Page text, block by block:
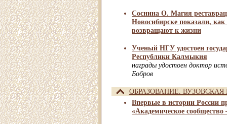
Соснина О. Магия
Новосибирске показали,
возвращают к жизни
Ученый НГУ удостоен
Республики Калмыкия
награды удостоен доктор
Бобров
ОБРАЗОВАНИЕ. ВУЗОВСКАЯ
Впервые в истории России
«Академическое сообщество